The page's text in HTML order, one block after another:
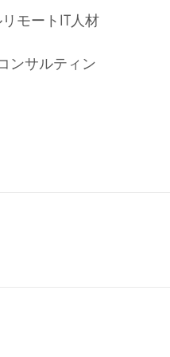
モートIT人材
ンサルティン